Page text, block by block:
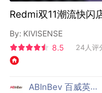
Redmi双11潮流快闪
By: KIVISENSE
8.5
24人评
ABInBev 百威英博啤酒